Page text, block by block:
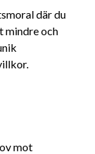
där du
mindre och
mot